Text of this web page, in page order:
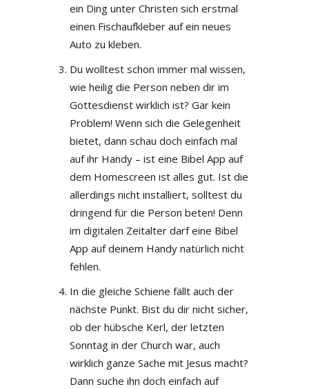
ein Ding unter Christen sich erstmal
einen Fischaufkleber auf ein neues
Auto zu kleben.
Du wolltest schon immer mal wissen,
wie heilig die Person neben dir im
Gottesdienst wirklich ist? Gar kein
Problem! Wenn sich die Gelegenheit
bietet, dann schau doch einfach mal
auf ihr Handy – ist eine Bibel App auf
dem Homescreen ist alles gut. Ist die
allerdings nicht installiert, solltest du
dringend für die Person beten! Denn
im digitalen Zeitalter darf eine Bibel
App auf deinem Handy natürlich nicht
fehlen.
In die gleiche Schiene fällt auch der
nächste Punkt. Bist du dir nicht sicher,
ob der hübsche Kerl, der letzten
Sonntag in der Church war, auch
wirklich ganze Sache mit Jesus macht?
Dann suche ihn doch einfach auf